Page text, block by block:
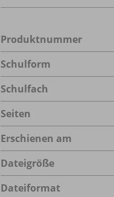
Produktnummer
Schulform
Schulfach
Seiten
Erschienen am
Dateigröße
Dateiformat